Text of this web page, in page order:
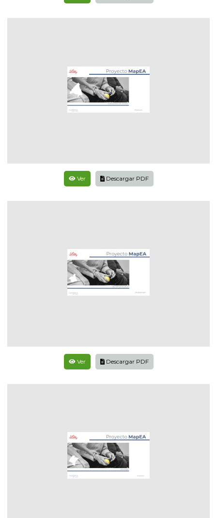
Ver Descargar PDF
Ver Descargar PDF